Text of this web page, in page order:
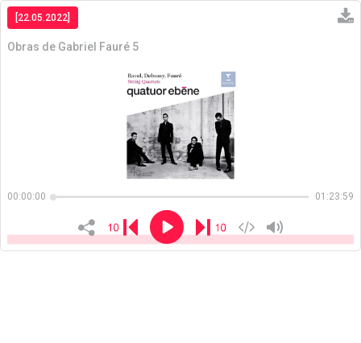
[22.05.2022]
Obras de Gabriel Fauré 5
00:00:00 01:23:59